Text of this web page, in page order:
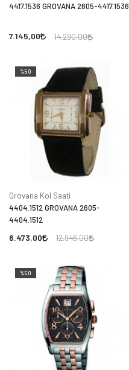
4417.1536 GROVANA 2605-4417.1536
7.145,00 14.290,00
%50
Grovana Kol Saati
4404.1512 GROVANA 2605-
4404.1512
6.473,00 12.946,00
%50